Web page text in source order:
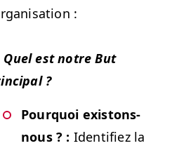
:
Quel est notre But
?
Pourquoi exis­tons-
nous ? : Iden­ti­fiez la